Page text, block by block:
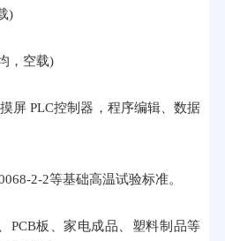
)
，空载)
屏 PLC控制器，程序编辑、数据
2-2等基础高温试验标准。
PCB板、家电成品、塑料制品等